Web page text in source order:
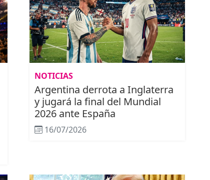
NOTICIAS
Argentina derrota a Inglaterra
y jugará la final del Mundial
2026 ante España
16/07/2026